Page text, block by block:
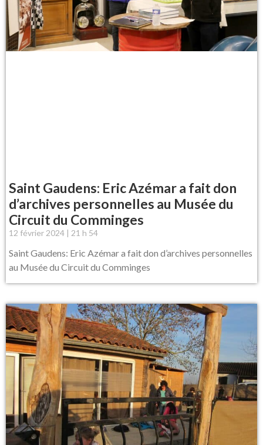
Saint Gaudens: Eric Azémar a fait don
d’archives personnelles au Musée du
Circuit du Comminges
12 février 2024 21 h 54
Saint Gaudens: Eric Azémar a fait don d’archives personnelles
au Musée du Circuit du Comminges